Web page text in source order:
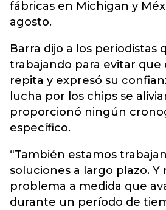
fábricas en Michigan y
agosto.
Barra dijo a los periodistas
trabajando para evitar que
repita y expresó su
lucha por los chips se
proporcionó ningún
específico.
“También estamos
soluciones a largo plazo. Y
problema a medida que
durante un período de